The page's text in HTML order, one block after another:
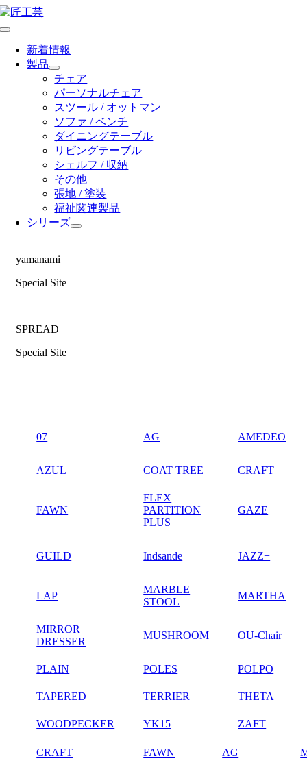
Skip
content
Toggle
Navigation新着情報
製品
チェア
パーソナルチェア
スツール / オットマン
ソファ / ベンチ
ダイニングテーブル
リビングテーブル
シェルフ / 収納
その他
張地 / 塗装
福祉関連製品
シリーズ
yamanami
Special Site
SPREAD
Special Site
07 AG AMEDEO
AZUL COAT TREE CRAFT
FAWN
FLEX
PARTITION
PLUS
GAZE
GUILD Indsande JAZZ+
LAP
MARBLE
STOOL
MARTHA
MIRROR
DRESSER
MUSHROOM OU-Chair
PLAIN POLES POLPO
TAPERED TERRIER THETA
WOODPECKER YK15 ZAFT
CRAFT FAWN AG